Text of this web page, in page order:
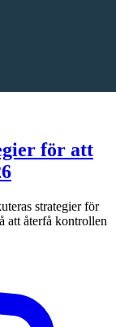
för att
strategier för
att återfå kontrollen